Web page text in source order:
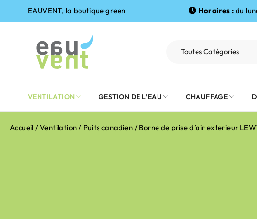
EAUVENT, la boutique green Horaires : du
VENTILATION GESTION DE L’EAU CHAUFFAGE
Accueil /Ventilation / Puits canadien / Borne de prise d’air exterieur